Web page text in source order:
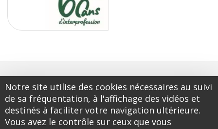
Notre site utilise des cookies nécessaires au suivi
de sa fréquentation, à l'affichage des vidéos et
destinés à faciliter votre navigation ultérieure.
Vous avez le contrôle sur ceux que vous